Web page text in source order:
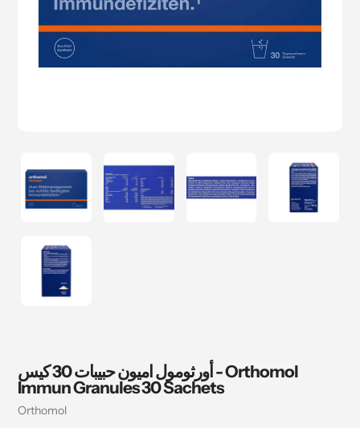
أورثومول اميون حبيبات 30 كيس - Orthomol
Immun Granules 30 Sachets
بائع
Orthomol